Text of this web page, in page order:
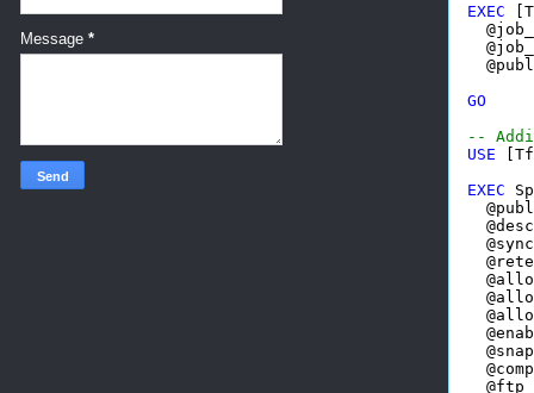
EXEC
GO
--
USE
EXEC
Message *